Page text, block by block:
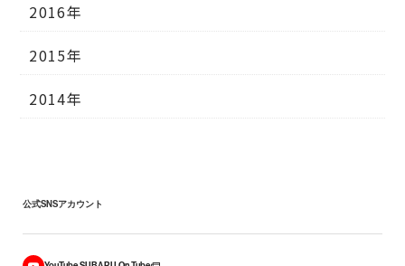
2016年
2015年
2014年
公式SNSアカウント